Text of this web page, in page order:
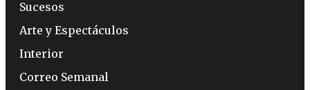
Sucesos
Arte y Espectáculos
Interior
Correo Semanal